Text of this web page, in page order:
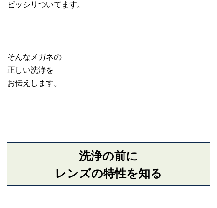
ビッシリついてます。
そんなメガネの
正しい洗浄を
お伝えします。
洗浄の前に
レンズの特性を知る